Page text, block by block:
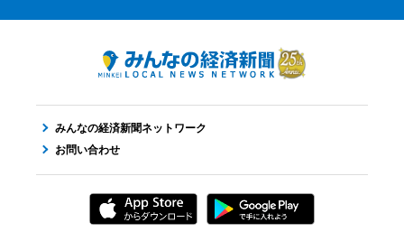
みんなの経済新聞ネットワーク
お問い合わせ